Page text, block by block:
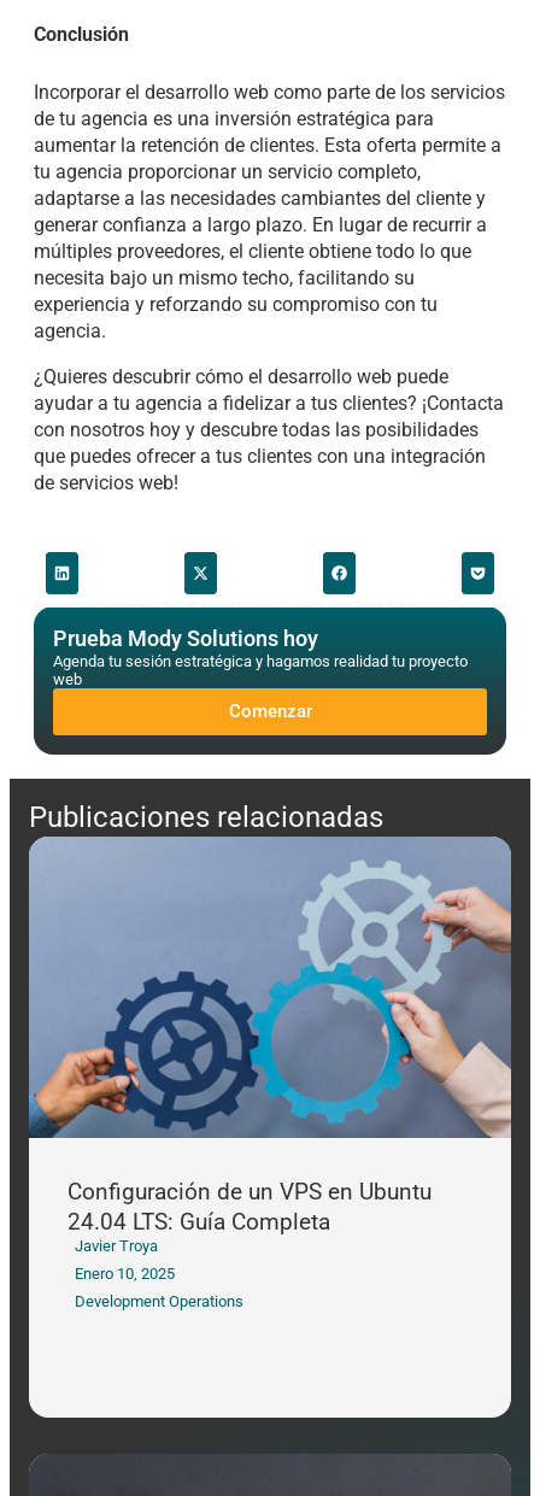
Conclusión
Incorporar el desarrollo web como parte de los servicios
de tu agencia es una inversión estratégica para
aumentar la retención de clientes. Esta oferta permite a
tu agencia proporcionar un servicio completo,
adaptarse a las necesidades cambiantes del cliente y
generar confianza a largo plazo. En lugar de recurrir a
múltiples proveedores, el cliente obtiene todo lo que
necesita bajo un mismo techo, facilitando su
experiencia y reforzando su compromiso con tu
agencia.
¿Quieres descubrir cómo el desarrollo web puede
ayudar a tu agencia a fidelizar a tus clientes? ¡Contacta
con nosotros hoy y descubre todas las posibilidades
que puedes ofrecer a tus clientes con una integración
de servicios web!
Prueba Mody Solutions hoy
Agenda tu sesión estratégica y hagamos realidad tu proyecto
web
Comenzar
Publicaciones relacionadas
Configuración de un VPS en Ubuntu
24.04 LTS: Guía Completa
Javier Troya
Enero 10, 2025
Development Operations